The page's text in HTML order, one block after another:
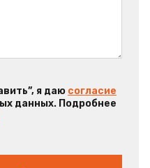
я даю согласие
данных. Подробнее